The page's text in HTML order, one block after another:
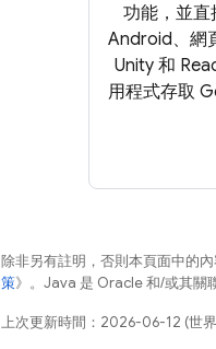
功能，並直
Android、網
Unity 和
用程式存取
除非另有註明，否則本頁面中的
策》。Java 是 Oracle 和/或其關
上次更新時間：2026-06-12 (世界